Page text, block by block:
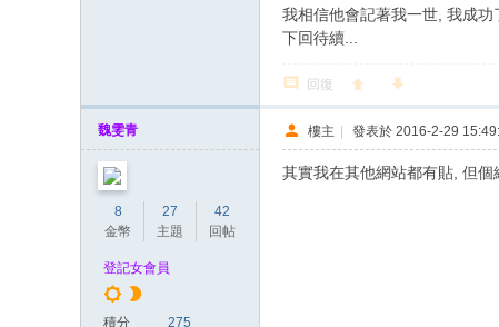
我相信他會記著我一世, 我成
下回待續...
回復
魏雯青
8
金幣
27
主題
42
回帖
登記女會員
積分 275
樓主 | 發表於 2016-2-29
其實我在其他網站都有貼, 但